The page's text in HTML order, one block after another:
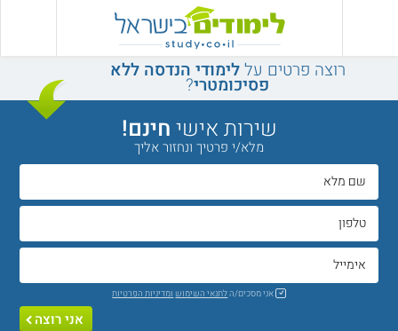
רוצה פרטים עללימודי הנדסה ללא
פסיכומטרי?
שירות אישיחינם!
מלא/י פרטיך ונחזור אליך
אני מסכים/הלתנאי השימוש ומדיניות הפרטיות
אני רוצה